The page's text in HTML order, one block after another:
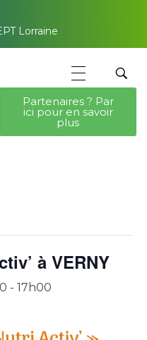
Lorraine
Partenaires ? Par
ici pour en savoir
plus
à VERNY
- 17h00